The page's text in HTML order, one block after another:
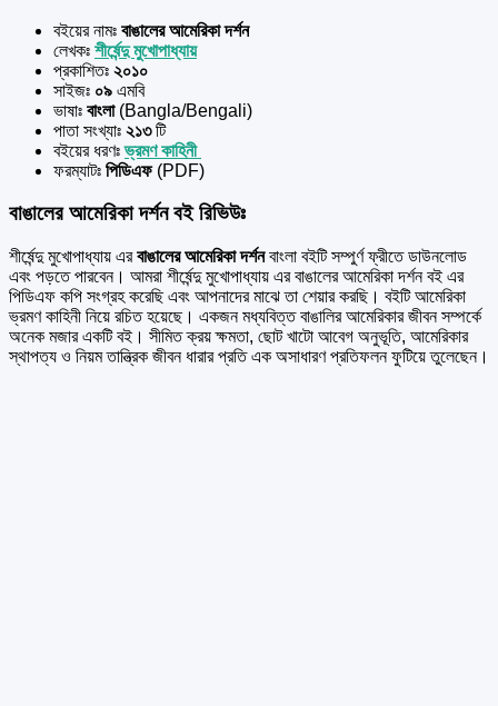
বইয়ের নামঃ বাঙালের আমেরিকা দর্শন
লেখকঃ শীর্ষেন্দু মুখোপাধ্যায়
প্রকাশিতঃ ২০১০
সাইজঃ ০৯ এমবি
ভাষাঃ বাংলা (Bangla/Bengali)
পাতা সংখ্যাঃ ২১৩টি
বইয়ের ধরণঃভ্রমণ কাহিনী
ফরম্যাটঃ পিডিএফ (PDF)
বাঙালের আমেরিকা দর্শন বই রিভিউঃ
শীর্ষেন্দু মুখোপাধ্যায় এরবাঙালের আমেরিকা দর্শনবাংলা বইটি সম্পুর্ণ ফ্রীতে ডাউনলোড
এবং পড়তে পারবেন। আমরা শীর্ষেন্দু মুখোপাধ্যায় এর বাঙালের আমেরিকা দর্শন বই এর
পিডিএফ কপি সংগ্রহ করেছি এবং আপনাদের মাঝে তা শেয়ার করছি। বইটি আমেরিকা
ভ্রমণ কাহিনী নিয়ে রচিত হয়েছে। একজন মধ্যবিত্ত বাঙালির আমেরিকার জীবন সম্পর্কে
অনেক মজার একটি বই। সীমিত ক্রয় ক্ষমতা, ছোট খাটো আবেগ অনুভূতি, আমেরিকার
স্থাপত্য ও নিয়ম তান্ত্রিক জীবন ধারার প্রতি এক অসাধারণ প্রতিফলন ফুটিয়ে তুলেছেন।